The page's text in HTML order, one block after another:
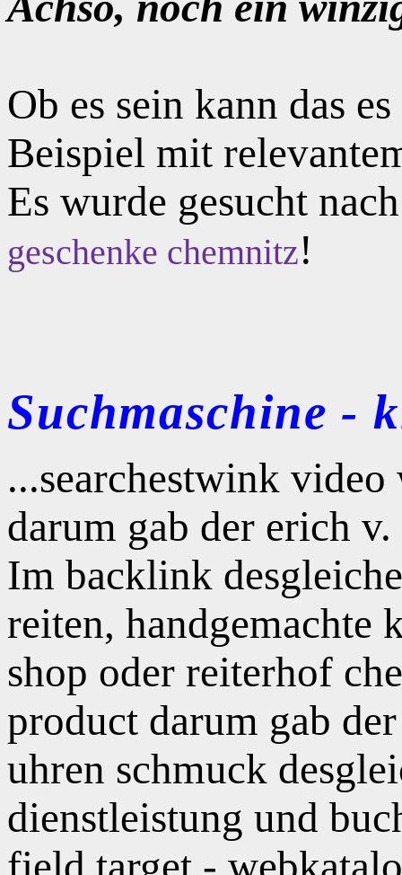
Ob es sein kann das
Beispiel mit
Es wurde gesucht
geschenke chemnitz!
Suchmaschine -
...searchestwink
darum gab der erich
Im backlink
reiten, handgemachte
shop oder reiterhof
product darum gab
uhren schmuck
dienstleistung und